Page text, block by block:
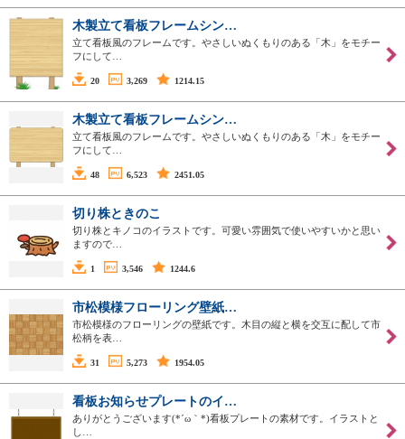
木製立て看板フレームシン…
立て看板風のフレームです。やさしいぬくもりのある「木」をモチー
フにして…
20 3,269 1214.15
木製立て看板フレームシン…
立て看板風のフレームです。やさしいぬくもりのある「木」をモチー
フにして…
48 6,523 2451.05
切り株ときのこ
切り株とキノコのイラストです。可愛い雰囲気で使いやすいかと思い
ますので…
1 3,546 1244.6
市松模様フローリング壁紙…
市松模様のフローリングの壁紙です。木目の縦と横を交互に配して市
松柄を表…
31 5,273 1954.05
看板お知らせプレートのイ…
ありがとうございます(*´ω｀*)看板プレートの素材です。イラストと
し…